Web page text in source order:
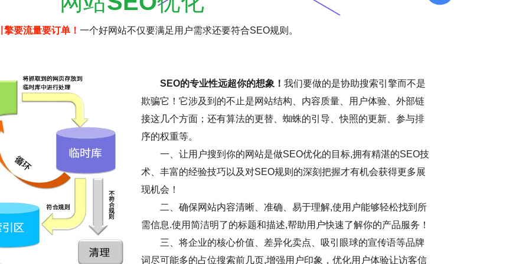
擎要流量要订单！ 一个好网站不仅要满足用户需求还要符合SEO规则。
SEO的专业性远超你的想象！ 我们要做的是协助搜索引擎而不是
欺骗它！它涉及到的不止是网站结构、内容质量、用户体验、外部链
接这几个方面；还有算法的更替、蜘蛛的引导、快照的更新、参与排
序的权重等。
一、让用户搜到你的网站是做SEO优化的目标,拥有精湛的SEO技
术、丰富的经验技巧以及对SEO规则的深刻把握才有机会获得更多展
现机会！
二、确保网站内容清晰、准确、易于理解,使用户能够轻松找到所
需信息.使用简洁明了的标题和描述,帮助用户快速了解你的产品服务！
三、将企业的核心价值、差异化卖点、吸引眼球的宣传语等品牌
词尽可能多的占位搜索前几页,增强用户印象，优化用户体验让访客信